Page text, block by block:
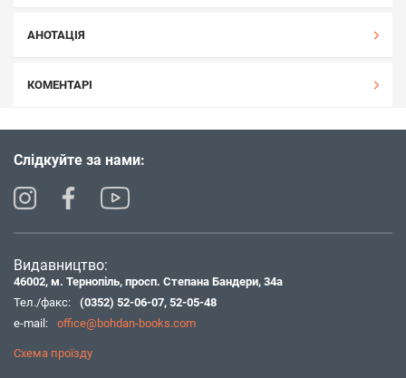
АНОТАЦІЯ
КОМЕНТАРІ
Слідкуйте за нами:
Видавництво:
46002, м. Тернопіль, просп. Степана Бандери, 34а
Тел./факс:
(0352) 52-06-07, 52-05-48
e-mail:
office@bohdan-books.com
Схема проїзду